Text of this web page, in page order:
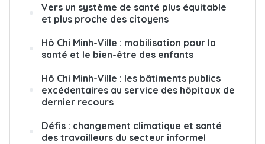
Vers un système de santé plus équitable
et plus proche des citoyens
Hô Chi Minh-Ville : mobilisation pour la
santé et le bien-être des enfants
Hô Chi Minh-Ville : les bâtiments publics
excédentaires au service des hôpitaux de
dernier recours
Défis : changement climatique et santé
des travailleurs du secteur informel